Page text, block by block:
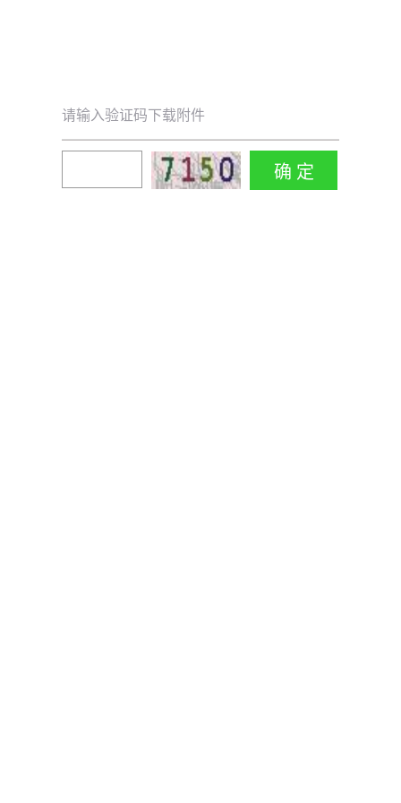
请输入验证码下载附件